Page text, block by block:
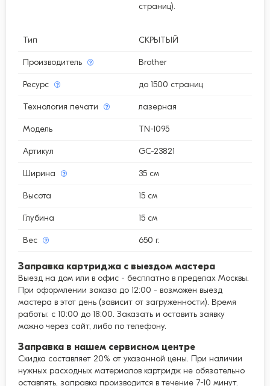
страниц).
Тип СКРЫТЫЙ
Производитель Brother
Ресурс до 1500 страниц
Технология печати лазерная
Модель TN-1095
Артикул GC-23821
Ширина 35 см
Высота 15 см
Глубина 15 см
Вес 650 г.
Заправка картриджа с выездом мастера
Выезд на дом или в офис - бесплатно в пределах Москвы.
При оформлении заказа до 12:00 - возможен выезд
мастера в этот день (зависит от загруженности). Время
работы: с 10:00 до 18:00. Заказать и оставить заявку
можно через сайт, либо по телефону.
Заправка в нашем сервисном центре
Скидка составляет 20% от указанной цены. При наличии
нужных расходных материалов картридж не обязательно
оставлять, заправка производится в течение 7-10 минут.